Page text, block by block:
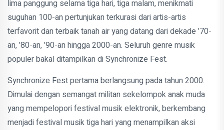
lima panggung selama tiga hari, tiga malam, menikmati
suguhan 100-an pertunjukan terkurasi dari artis-artis
terfavorit dan terbaik tanah air yang datang dari dekade ’70-
an, ’80-an, ’90-an hingga 2000-an. Seluruh genre musik
populer bakal ditampilkan di Synchronize Fest.
Synchronize Fest pertama berlangsung pada tahun 2000.
Dimulai dengan semangat militan sekelompok anak muda
yang mempelopori festival musik elektronik, berkembang
menjadi festival musik tiga hari yang menampilkan aksi